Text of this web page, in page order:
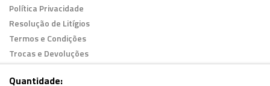
Quantidade:
Política Privacidade
Resolução de Litígios
Termos e Condições
Trocas e Devoluções
Livro de Reclamações